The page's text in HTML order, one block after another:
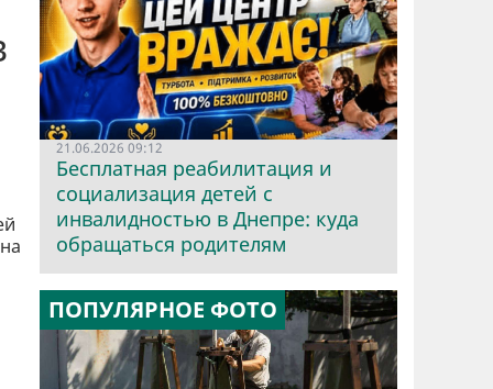
21.06.2026 09:12
Бесплатная реабилитация и
социализация детей с
инвалидностью в Днепре: куда
обращаться родителям
ПОПУЛЯРНОЕ ФОТО